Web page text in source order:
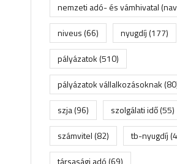
nemzeti adó- és vámhivatal
niveus(66) nyugdíj(177)
pályázatok(510)
pályázatok vállalkozásoknak
szja(96) szolgálati idő(55)
számvitel(82) tb-nyugdíj
társasági adó(69)